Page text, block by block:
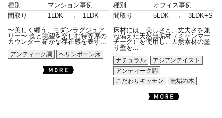
種別
マンション事例
間取り
1LDK → 1LDK
〜美しく纏う、モダンラグジュア
リー〜 食と眺望を楽しむ特等席の
カウンター 確かな存在感を表す...
アンティーク調
ヘリンボーン床
種別
オフィス事例
間取り
5LDK → 3LDK+S
床材には、美しさと、丈夫さを兼
ね備えた天然無垢材（ミャンマー
チーク）を使用し、天然素材の塗
り壁を...
ナチュラル
アジアンテイスト
アンティーク調
こだわりキッチン
無垢の木